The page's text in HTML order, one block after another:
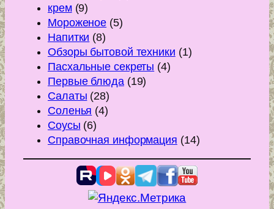
крем(9)
Мороженое (5)
Напитки (8)
Обзоры бытовой техники (1)
Пасхальные секреты (4)
Первые блюда(19)
Салаты (28)
Соленья (4)
Соусы (6)
Справочная информация (14)